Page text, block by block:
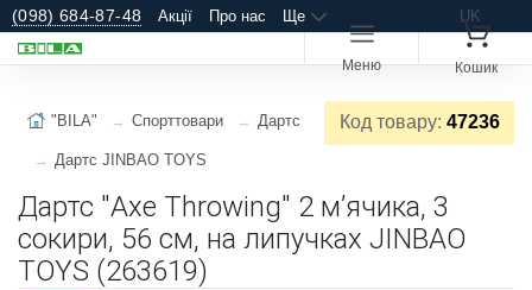
(098) 684-87-48 Акції Про нас Ще UK
Меню Кошик
Код товару: 47236
"BILA" Спорттовари Дартс
Дартс JINBAO TOYS
Дартс "Axe Throwing" 2 мʼячика, 3
сокири, 56 см, на липучках JINBAO
TOYS (263619)